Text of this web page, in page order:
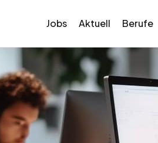
Jobs Aktuell Berufe